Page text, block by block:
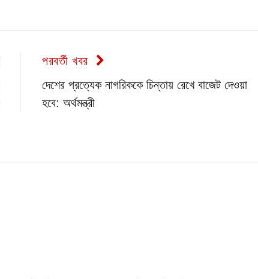
পরবর্তী খবর
দেশের প্রত্যেক নাগরিককে চিন্তায় রেখে বাজেট দেওয়া
হবে: অর্থমন্ত্রী